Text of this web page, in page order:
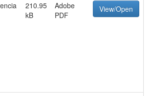
210.95
kB
Adobe
PDF
View/Open